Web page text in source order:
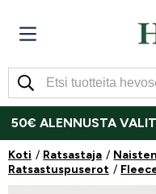
50€ ALENNUSTA
Koti Ratsastaja
Ratsastuspuserot